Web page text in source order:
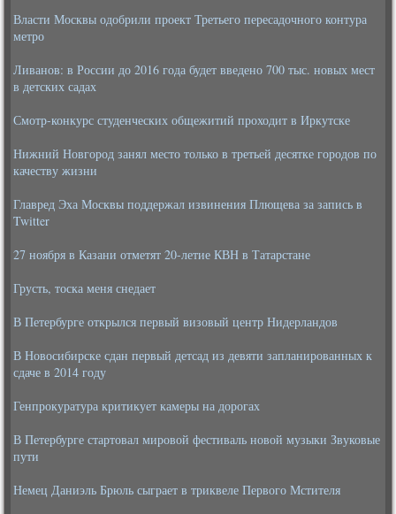
Власти Москвы одобрили проект Третьего пересадочного контура
метро
Ливанов: в России до 2016 года будет введено 700 тыс. новых мест
в детских садах
Смотр-конкурс студенческих общежитий проходит в Иркутске
Нижний Новгород занял место только в третьей десятке городов по
качеству жизни
Главред Эха Москвы поддержал извинения Плющева за запись в
Twitter
27 ноября в Казани отметят 20-летие КВН в Татарстане
Грусть, тоска меня снедает
В Петербурге открылся первый визовый центр Нидерландов
В Новосибирске сдан первый детсад из девяти запланированных к
сдаче в 2014 году
Генпрокуратура критикует камеры на дорогах
В Петербурге стартовал мировой фестиваль новой музыки Звуковые
пути
Немец Даниэль Брюль сыграет в триквеле Первого Мстителя